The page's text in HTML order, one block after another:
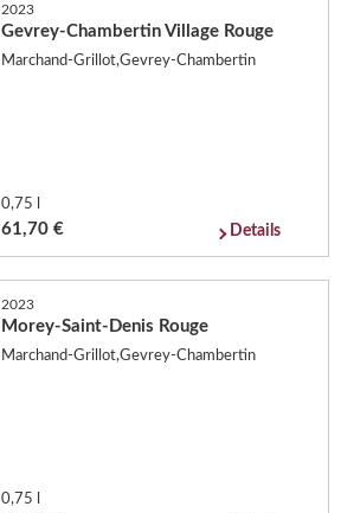
2023
Gevrey-Chambertin Village Rouge
Marchand-Grillot,Gevrey-Chambertin
0,75 l
61,70 € Details
2023
Morey-Saint-Denis Rouge
Marchand-Grillot,Gevrey-Chambertin
0,75 l